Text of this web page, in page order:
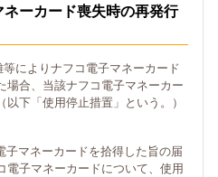
ーカード喪失時の再発行
によりナフコ電子マネーカード
場合、当該ナフコ電子マネーカー
以下「使用停止措置」という。）
マネーカードを拾得した旨の届
電子マネーカードについて、使用